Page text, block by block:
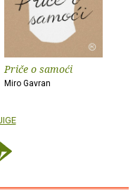
Priče o samoći
Miro Gavran